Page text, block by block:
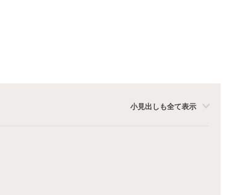
小見出しも全て表示